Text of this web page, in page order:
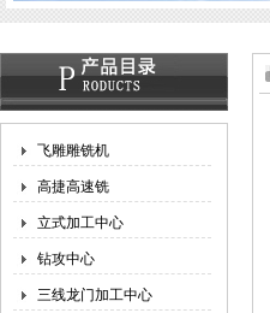
飞雕雕铣机
高捷高速铣
立式加工中心
钻攻中心
三线龙门加工中心